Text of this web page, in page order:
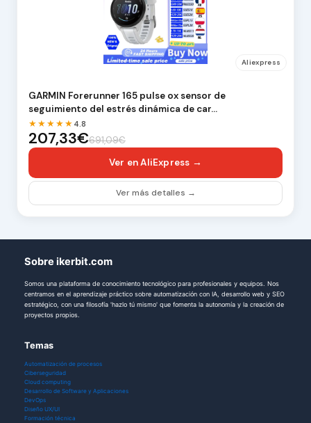
Aliexpress
GARMIN Forerunner 165 pulse ox sensor de
seguimiento del estrés dinámica de car…
★★★★★ 4.8
207,33€691,09€
Ver en AliExpress →
Ver más detalles →
Sobre ikerbit.com
Somos una plataforma de conocimiento tecnológico para profesionales y equipos. Nos
centramos en el aprendizaje práctico sobre automatización con IA, desarrollo web y SEO
estratégico, con una filosofía 'hazlo tú mismo' que fomenta la autonomía y la creación de
proyectos propios.
Temas
Automatización de procesos
Ciberseguridad
Cloud computing
Desarrollo de Software y Aplicaciones
DevOps
Diseño UX/UI
Formación técnica